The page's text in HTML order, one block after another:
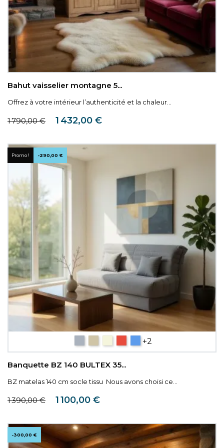
Bahut vaisselier montagne 5...
Offrez à votre intérieur l’authenticité et la chaleur...
Prix de base
1 790,00 € Prix
1 432,00 €
Rouge
Bleu
+2
Banquette BZ 140 BULTEX 35...
BZ matelas 140 cm socle tissu Nous avons choisi ce...
Prix de base
1 390,00 € Prix
1 100,00 €
Promo ! -290,00 €
-300,00 €